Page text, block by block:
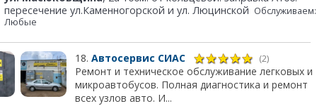
пересечение ул.Каменногорской и ул. Люцинской Обслуживаем:
Любые
18. Автосервис СИАС (2)
Ремонт и техническое обслуживание легковых и
микроавтобусов. Полная диагностика и ремонт
всех узлов авто. И...